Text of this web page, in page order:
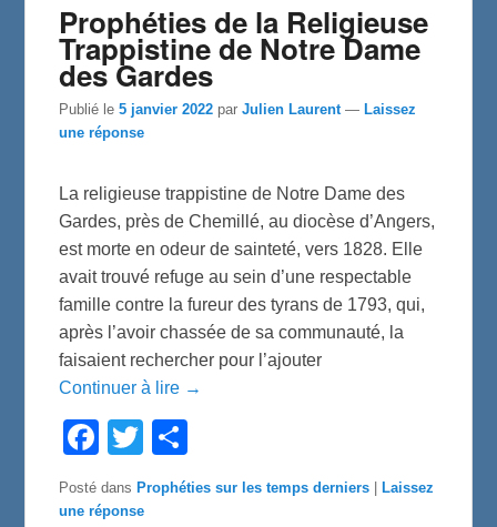
Prophéties de la Religieuse
Trappistine de Notre Dame
des Gardes
Publié le5 janvier 2022 parJulien Laurent — Laissez
une réponse
La religieuse trappistine de Notre Dame des
Gardes, près de Chemillé, au diocèse d’Angers,
est morte en odeur de sainteté, vers 1828. Elle
avait trouvé refuge au sein d’une respectable
famille contre la fureur des tyrans de 1793, qui,
après l’avoir chassée de sa communauté, la
faisaient rechercher pour l’ajouter
Continuer à lire →
F
e
b
o
T
t
t
e
t
a
Posté dans Prophéties sur les temps derniers
Laissez
une réponse